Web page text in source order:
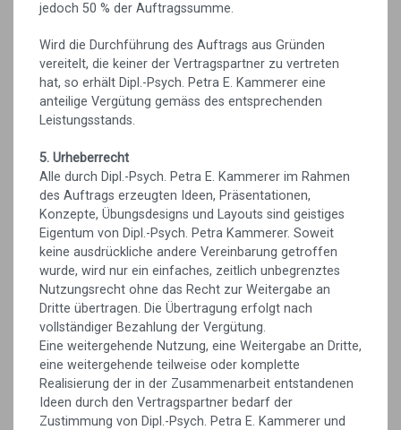
jedoch 50 % der Auftragssumme.
Wird die Durchführung des Auftrags aus Gründen
vereitelt, die keiner der Vertragspartner zu vertreten
hat, so erhält Dipl.-Psych. Petra E. Kammerer eine
anteilige Vergütung gemäss des entsprechenden
Leistungsstands.
5. Urheberrecht
Alle durch Dipl.-Psych. Petra E. Kammerer im Rahmen
des Auftrags erzeugten Ideen, Präsentationen,
Konzepte, Übungsdesigns und Layouts sind geistiges
Eigentum von Dipl.-Psych. Petra Kammerer. Soweit
keine ausdrückliche andere Vereinbarung getroffen
wurde, wird nur ein einfaches, zeitlich unbegrenztes
Nutzungsrecht ohne das Recht zur Weitergabe an
Dritte übertragen. Die Übertragung erfolgt nach
vollständiger Bezahlung der Vergütung.
Eine weitergehende Nutzung, eine Weitergabe an Dritte,
eine weitergehende teilweise oder komplette
Realisierung der in der Zusammenarbeit entstandenen
Ideen durch den Vertragspartner bedarf der
Zustimmung von Dipl.-Psych. Petra E. Kammerer und